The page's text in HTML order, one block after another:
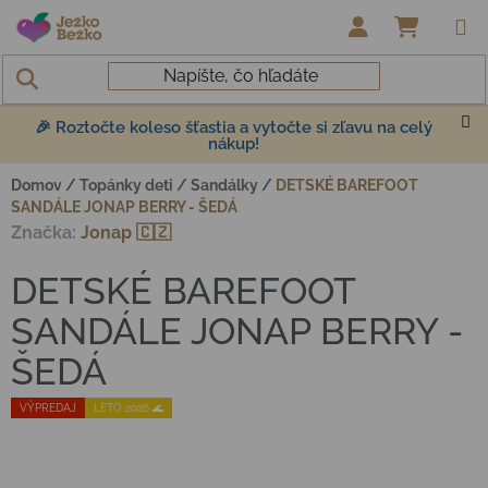
Prejsť na obsah
🎉 Roztočte koleso šťastia a vytočte si zľavu na celý
nákup!
Domov / Topánky deti / Sandálky / DETSKÉ BAREFOOT
SANDÁLE JONAP BERRY - ŠEDÁ
VÝPREDAJ LETO 2026 🌊
DETSKÉ BAREFOOT
SANDÁLE JONAP BERRY -
ŠEDÁ
Značka: Jonap 🇨🇿